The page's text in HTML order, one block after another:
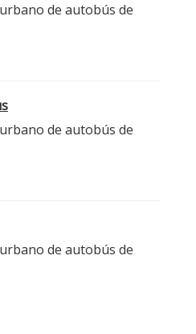
de autobús de
de autobús de
de autobús de